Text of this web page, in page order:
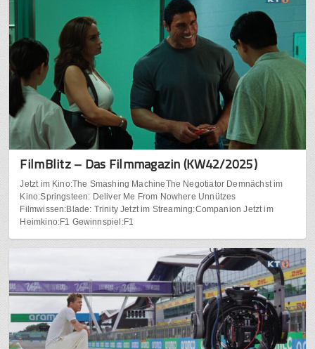
FilmBlitz – Das Filmmagazin (KW42/2025)
Jetzt im Kino:The Smashing MachineThe Negotiator Demnächst im
Kino:Springsteen: Deliver Me From Nowhere Unnützes
Filmwissen:Blade: Trinity Jetzt im Streaming:Companion Jetzt im
Heimkino:F1 Gewinnspiel:F1